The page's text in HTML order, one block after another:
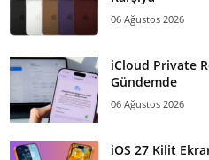
06 Ağustos 2026
iCloud Private
Gündemde
06 Ağustos 2026
iOS 27 Kilit